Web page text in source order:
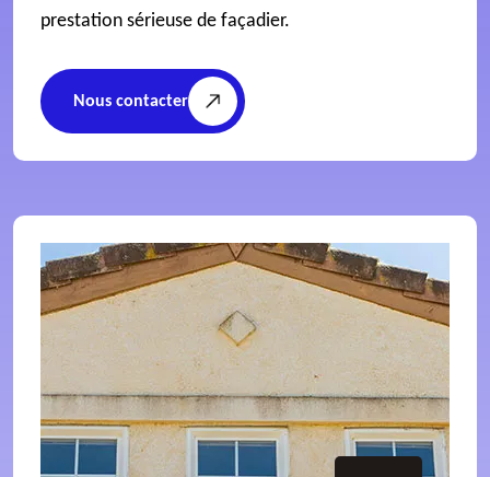
prestation sérieuse de façadier.
Nous contacter